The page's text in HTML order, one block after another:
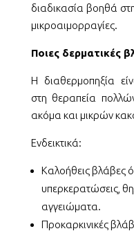
διαδικασία βοηθά
μικροαιμορραγίες.
Ποιες δερματικές
Η διαθερμοπηξία
στη θεραπεία
ακόμα και μικρών
Ενδεικτικά:
Καλοήθεις βλάβες
υπερκερατώσεις,
αγγειώματα.
Προκαρκινικές